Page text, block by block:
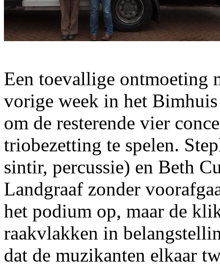
Een toevallige ontmoeting
vorige week in het
om de resterende vier
triobezetting te spelen.
sintir, percussie) en Beth
Landgraaf zonder
het podium op, maar de
raakvlakken in
dat de muzikanten elkaar